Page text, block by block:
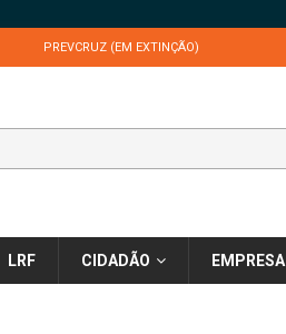
PREVCRUZ (EM EXTINÇÃO)
LRF CIDADÃO EMPRESA